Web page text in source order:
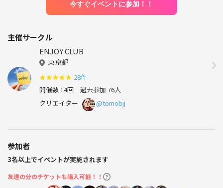
今すぐイベントに参加！！
主催サークル
ENJOY CLUB
東京都
★★★★★ 28件
開催数 14回 過去参加 76人
クリエイター
@tomobjj
参加者
3名以上でイベントが実施されます
友達の分のチケットも購入可能！！